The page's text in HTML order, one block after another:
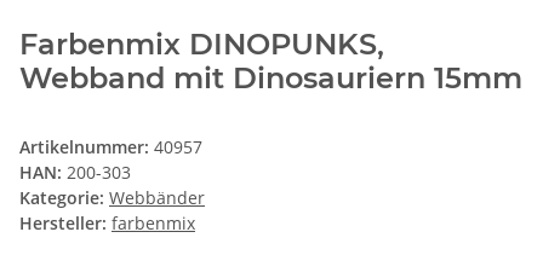
Farbenmix DINOPUNKS,
Webband mit Dinosauriern 15mm
Artikelnummer: 40957
HAN: 200-303
Kategorie: Webbänder
Hersteller: farbenmix